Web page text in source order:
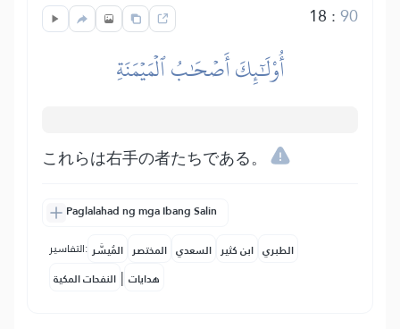
18 :90
أُوْلَٰٓئِكَ أَصۡحَٰبُ ٱلۡمَيۡمَنَةِ
これらは右手の者たちである。
Paglalahad ng mga Ibang Salin
التفاسير: المُيسَّر المختصر السعدي ابن كثير الطبري
النفحات المكية | هدايات